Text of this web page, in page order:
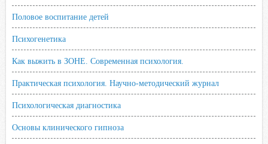
Половое воспитание детей
Психогенетика
Как выжить в ЗОНЕ. Современная психология.
Практическая психология. Научно-методический журнал
Психологическая диагностика
Основы клинического гипноза